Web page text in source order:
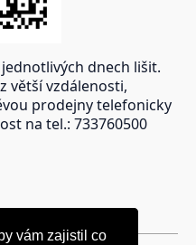
vám zajistil co
vám zajistil co
dnech lišit.
větší vzdálenosti,
prodejny telefonicky
na tel.: 733760500